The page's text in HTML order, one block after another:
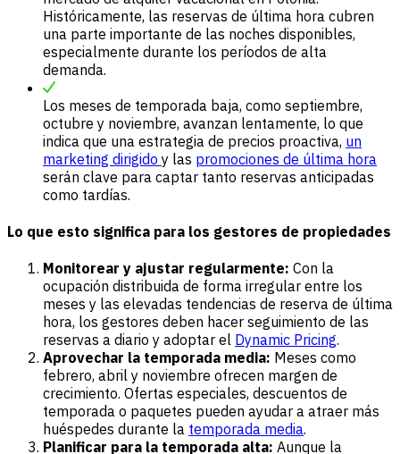
Históricamente, las reservas de última hora cubren
una parte importante de las noches disponibles,
especialmente durante los períodos de alta
demanda.
Los meses de temporada baja, como septiembre,
octubre y noviembre, avanzan lentamente, lo que
indica que una estrategia de precios proactiva, un
marketing dirigido y las promociones de última hora
serán clave para captar tanto reservas anticipadas
como tardías.
Lo que esto significa para los gestores de propiedades
Monitorear y ajustar regularmente: Con la
ocupación distribuida de forma irregular entre los
meses y las elevadas tendencias de reserva de última
hora, los gestores deben hacer seguimiento de las
reservas a diario y adoptar el Dynamic Pricing.
Aprovechar la temporada media: Meses como
febrero, abril y noviembre ofrecen margen de
crecimiento. Ofertas especiales, descuentos de
temporada o paquetes pueden ayudar a atraer más
huéspedes durante la temporada media.
Planificar para la temporada alta: Aunque la